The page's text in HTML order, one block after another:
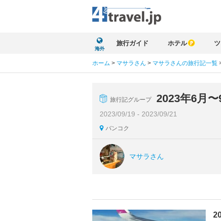
海外
旅行ガイド ホテル
ホーム > マサラさん > マサラさんの旅行記一覧
旅行記グループ 2023年6月
2023/09/19 - 2023/09/21
バンコク
マサラさん